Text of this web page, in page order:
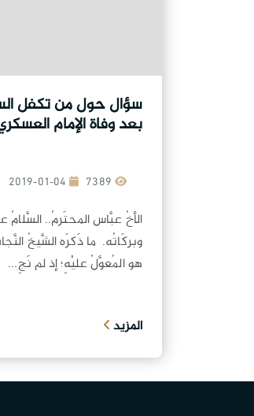
سؤال حول من تكفل
بعد وفاة الإمام
2019-01-04
الأخُ عبَّاس المحتَرمُ.. السَّلامُ
وبركَاتُه. ما ذَكرَه الشَّيخُ
هو المُعوَّلُ عليْهِ؛ إذ لم نَجِ...
المزيد